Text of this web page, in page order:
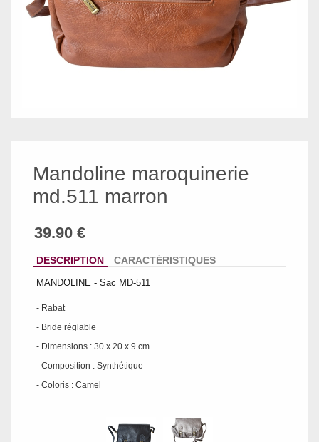
Mandoline maroquinerie
md.511 marron
DESCRIPTION CARACTÉRISTIQUES
MANDOLINE - Sac MD-511
- Rabat
- Bride réglable
- Dimensions : 30 x 20 x 9 cm
- Composition : Synthétique
- Coloris : Camel